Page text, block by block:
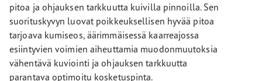
pitoa ja ohjauksen tarkkuutta kuivilla pinnoilla. Sen
suorituskyvyn luovat poikkeuksellisen hyvää pitoa
tarjoava kumiseos, äärimmäisessä kaarreajossa
esiintyvien voimien aiheuttamia muodonmuutoksia
vähentävä kuviointi ja ohjauksen tarkkuutta
parantava optimoitu kosketuspinta.